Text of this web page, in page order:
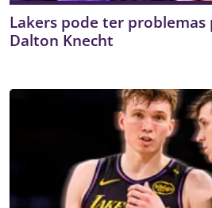
Lakers pode ter
Dalton Knecht